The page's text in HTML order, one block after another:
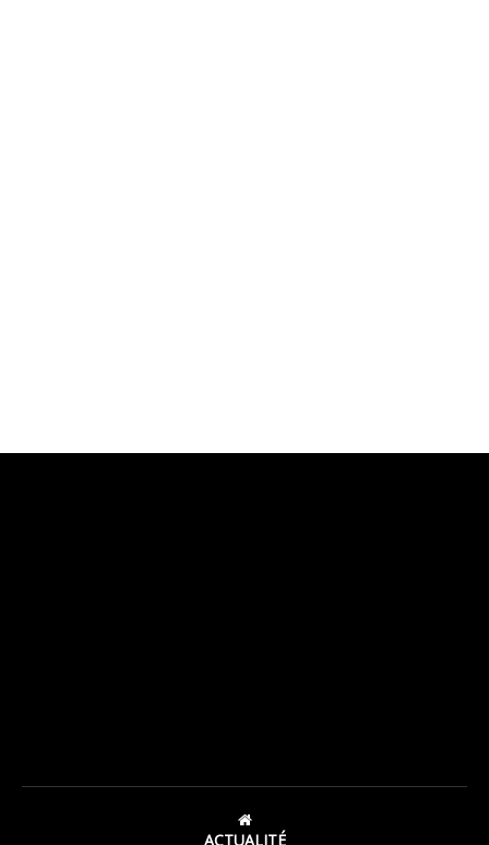
ACTUALITÉ